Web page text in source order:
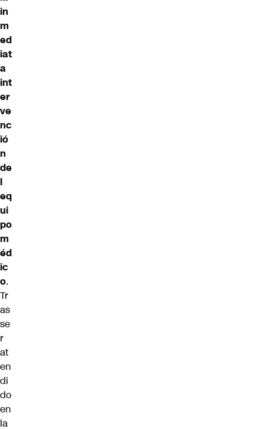
in
m
ed
iat
a
int
er
ve
nc
ió
n
de
l
eq
ui
po
m
éd
ic
o.
Tr
as
se
r
at
en
di
do
en
la